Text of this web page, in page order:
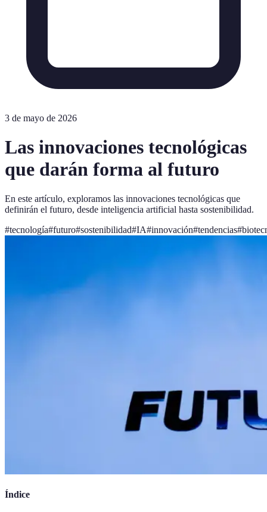
3 de mayo de 2026
Las innovaciones tecnológicas
que darán forma al futuro
En este artículo, exploramos las innovaciones tecnológicas que
definirán el futuro, desde inteligencia artificial hasta sostenibilidad.
#tecnología#futuro#sostenibilidad#IA#innovación#tendencias#
Índice